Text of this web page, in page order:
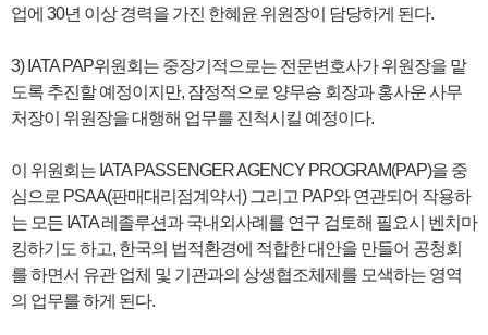
업에 30년 이상 경력을 가진 한혜윤 위원장이 담당하게 된다.
3) IATA PAP위원회는 중장기적으로는 전문변호사가 위원장을 맡
도록 추진할 예정이지만, 잠정적으로 양무승 회장과 홍사운 사무
처장이 위원장을 대행해 업무를 진척시킬 예정이다.
이 위원회는 IATA PASSENGER AGENCY PROGRAM(PAP)을 중
심으로 PSAA(판매대리점계약서) 그리고 PAP와 연관되어 작용하
는 모든 IATA 레졸루션과 국내외사례를 연구 검토해 필요시 벤치마
킹하기도 하고, 한국의 법적환경에 적합한 대안을 만들어 공청회
를 하면서 유관 업체 및 기관과의 상생협조체제를 모색하는 영역
의 업무를 하게 된다.